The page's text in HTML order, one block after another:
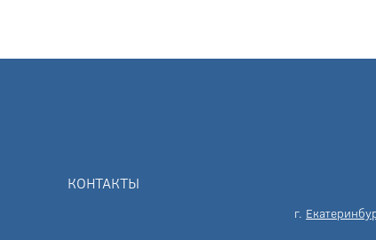
КОНТАКТЫ
г.